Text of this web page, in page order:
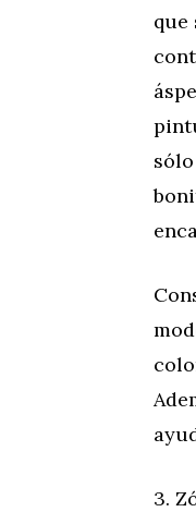
que
3.